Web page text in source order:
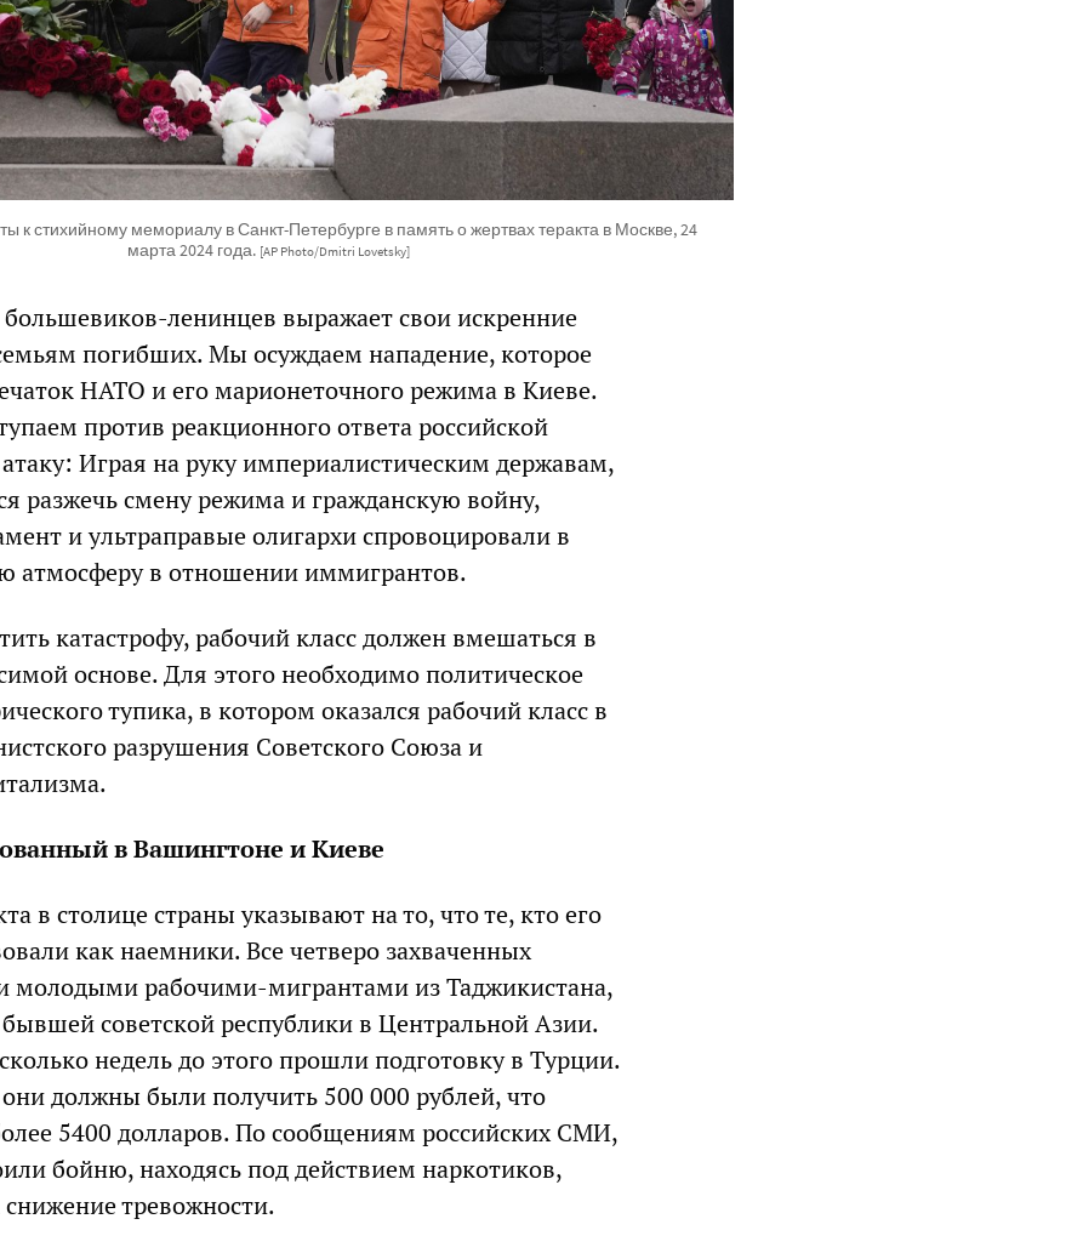
к стихийному мемориалу в Санкт-Петербурге в память о жертвах теракта в Москве, 24
марта 2024 года. [AP Photo/Dmitri Lovetsky]
ленинцев выражает свои искренние
погибших. Мы осуждаем нападение, которое
НАТО и его марионеточного режима в Киеве.
против реакционного ответа российской
Играя на руку империалистическим державам,
разжечь смену режима и гражданскую войну,
и ультраправые олигархи спровоцировали в
атмосферу в отношении иммигрантов.
катастрофу, рабочий класс должен вмешаться в
основе. Для этого необходимо политическое
тупика, в котором оказался рабочий класс в
разрушения Советского Союза и
в Вашингтоне и Киеве
в столице страны указывают на то, что те, кто его
как наемники. Все четверо захваченных
молодыми рабочими-мигрантами из Таджикистана,
советской республики в Центральной Азии.
недель до этого прошли подготовку в Турции.
они должны были получить 500 000 рублей, что
5400 долларов. По сообщениям российских СМИ,
бойню, находясь под действием наркотиков,
тревожности.